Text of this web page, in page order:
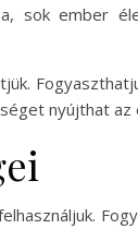
sok ember
nyújthat